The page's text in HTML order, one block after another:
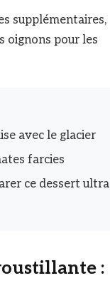
supplémentaires,
oignons pour les
avec le glacier
farcies
ce dessert ultra
: